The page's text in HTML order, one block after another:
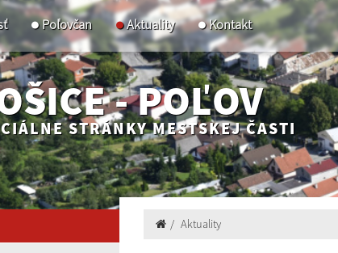
Poľovčan Aktuality Kontakt
- POĽOV
STRÁNKY MESTSKEJ ČASTI
Aktuality